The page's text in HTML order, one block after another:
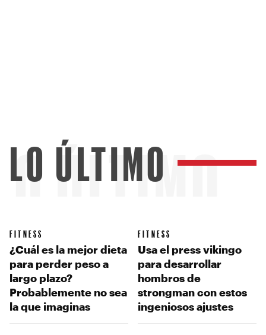
ÚLTIMO
LO ÚLTIMO
FITNESS
¿Cuál es la mejor dieta
para perder peso a
largo plazo?
Probablemente no sea
la que imaginas
FITNESS
Usa el press vikingo
para desarrollar
hombros de
strongman con estos
ingeniosos ajustes